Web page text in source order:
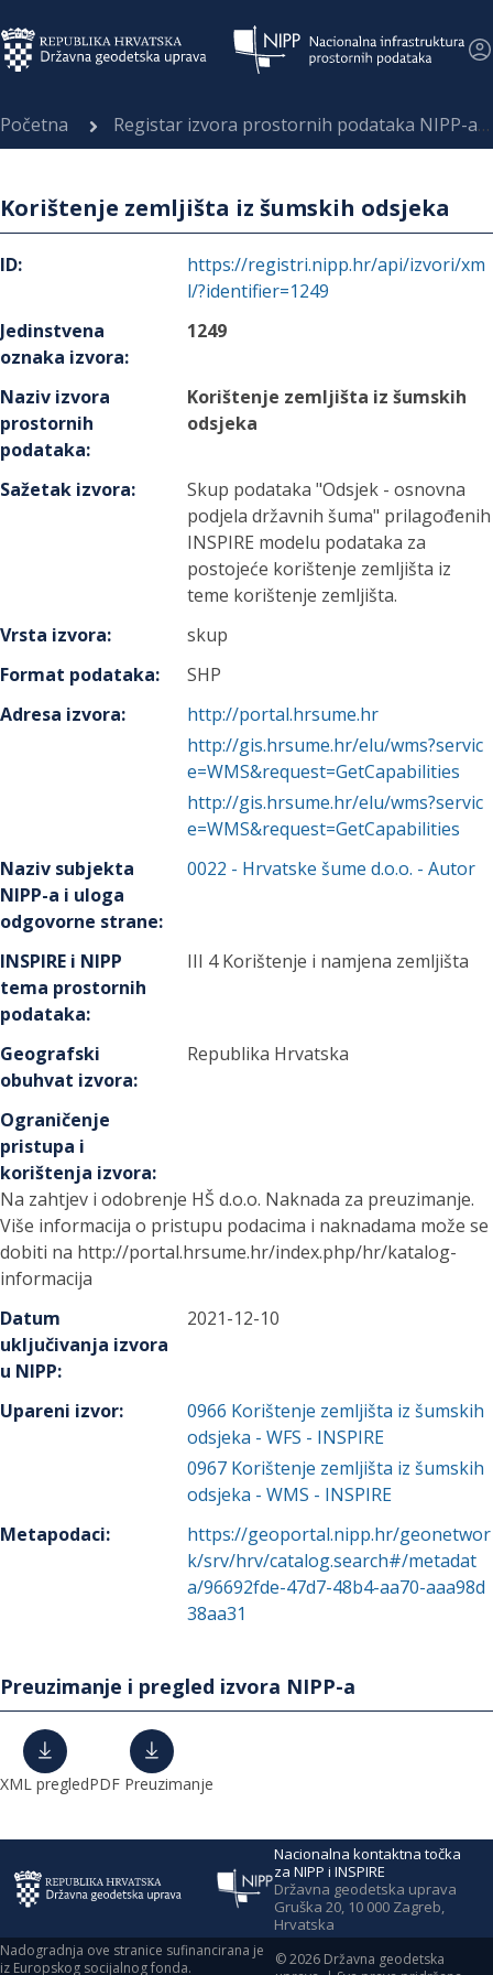
Početna Registar izvora prostornih podataka NIPP-a
Korištenje zemljišta iz šumskih odsjeka
ID:
https://registri.nipp.hr/api/izvori/xm
l/?identifier=1249
Jedinstvena
oznaka izvora:
1249
Naziv izvora
prostornih
podataka:
Korištenje zemljišta iz šumskih
odsjeka
Sažetak izvora:
Skup podataka "Odsjek - osnovna
podjela državnih šuma" prilagođenih
INSPIRE modelu podataka za
postojeće korištenje zemljišta iz
teme korištenje zemljišta.
Vrsta izvora:
skup
Format podataka:
SHP
Adresa izvora:
http://portal.hrsume.hr
http://gis.hrsume.hr/elu/wms?servic
e=WMS&request=GetCapabilities
http://gis.hrsume.hr/elu/wms?servic
e=WMS&request=GetCapabilities
Naziv subjekta
NIPP-a i uloga
odgovorne strane:
0022 - Hrvatske šume d.o.o. - Autor
INSPIRE i NIPP
tema prostornih
podataka:
III 4 Korištenje i namjena zemljišta
Geografski
obuhvat izvora:
Republika Hrvatska
Ograničenje
pristupa i
korištenja izvora:
Na zahtjev i odobrenje HŠ d.o.o. Naknada za preuzimanje.
Više informacija o pristupu podacima i naknadama može se
dobiti na http://portal.hrsume.hr/index.php/hr/katalog-
informacija
Datum
uključivanja izvora
u NIPP:
2021-12-10
Upareni izvor: 0966 Korištenje zemljišta iz šumskih
odsjeka - WFS - INSPIRE
0967 Korištenje zemljišta iz šumskih
odsjeka - WMS - INSPIRE
Metapodaci:
https://geoportal.nipp.hr/geonetwor
k/srv/hrv/catalog.search#/metadat
a/96692fde-47d7-48b4-aa70-aaa98d
38aa31
Preuzimanje i pregled izvora NIPP-a
XML pregledPDF Preuzimanje
Nacionalna kontaktna točka
za NIPP i INSPIRE
Državna geodetska uprava
Gruška 20, 10 000 Zagreb,
Hrvatska
Nadogradnja ove stranice sufinancirana je
iz Europskog socijalnog fonda.
©2026 Državna geodetska